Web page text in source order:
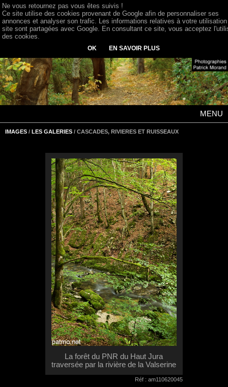
MENU
IMAGES / LES GALERIES / CASCADES, RIVIERES ET RUISSEAUX
La forêt du PNR du Haut Jura
traversée par la rivière de la Valserine
Réf : am110620045
Ne vous retournez pas vous êtes suivis !
Ce site utilise des cookies provenant de Google afin de personnaliser ses
annonces et analyser son trafic. Les informations relatives à votre
site sont partagées avec Google. En consultant ce site, vous acceptez
des cookies.
OK EN SAVOIR PLUS